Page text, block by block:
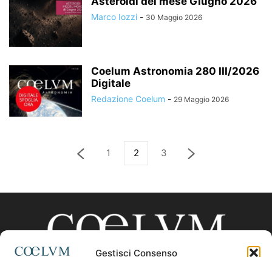
Gestisci Consenso
Marco Iozzi - 30 Maggio 2026
Coelum Astronomia 280 III/2026
Digitale
Redazione Coelum - 29 Maggio 2026
1 2 3